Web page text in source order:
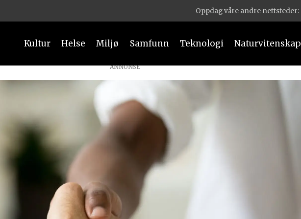
Oppdag våre andre nettsteder:
Kultur Helse Miljø Samfunn Teknologi Naturvitenskap